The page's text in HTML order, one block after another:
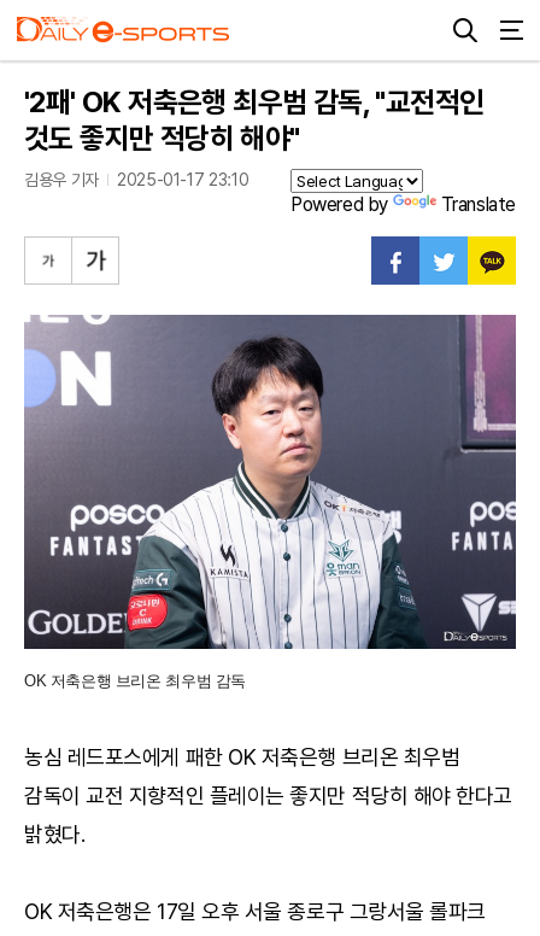
'2패' OK 저축은행 최우범 감독, "교전적인
것도 좋지만 적당히 해야"
김용우 기자 2025-01-17 23:10
Powered by Translate
OK 저축은행 브리온 최우범 감독
농심 레드포스에게 패한 OK 저축은행 브리온 최우범
감독이 교전 지향적인 플레이는 좋지만 적당히 해야 한다고
밝혔다.
OK 저축은행은 17일 오후 서울 종로구 그랑서울 롤파크